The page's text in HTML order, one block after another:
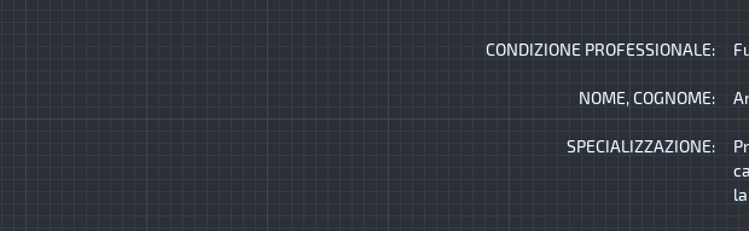
CONDIZIONE PROFESSIONALE:
NOME, COGNOME:
SPECIALIZZAZIONE: